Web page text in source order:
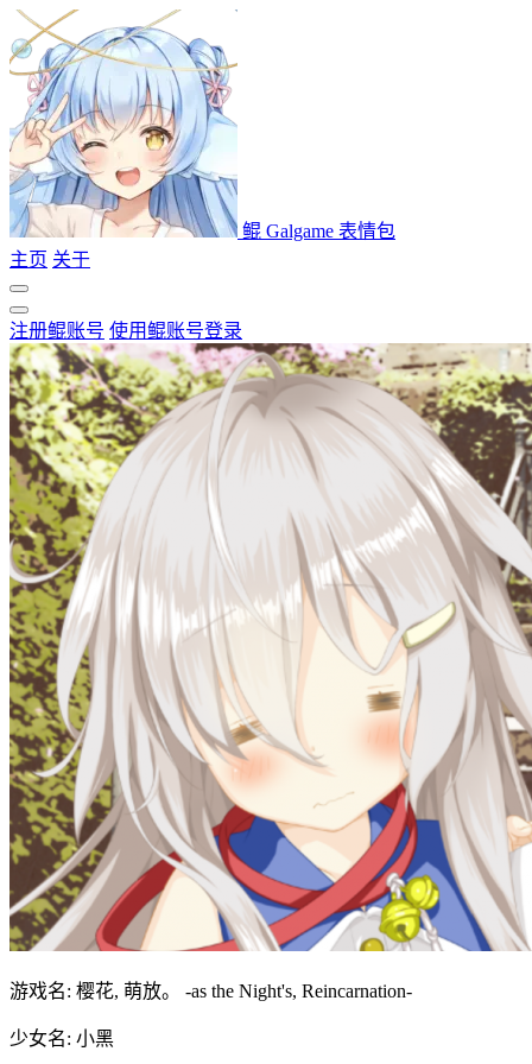
鲲 Galgame 表情包
主页 关于
注册鲲账号 使用鲲账号登录
游戏名: 樱花, 萌放。 -as the Night's, Reincarnation-
少女名: 小黑